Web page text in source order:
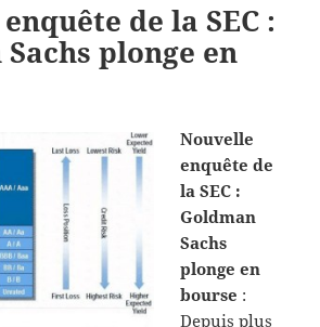
de la SEC :
plonge en
Nouvelle
enquête de
la SEC :
Goldman
Sachs
plonge en
bourse :
Depuis plus